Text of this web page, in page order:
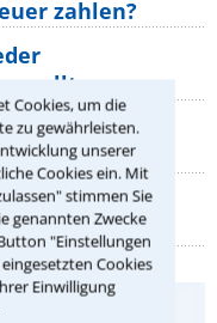
Cookies, um die
zu gewährleisten.
unserer
Cookies ein. Mit
stimmen Sie
genannten Zwecke
"Einstellungen
Cookies
Einwilligung
zahlen?
sollte
Urlaub,